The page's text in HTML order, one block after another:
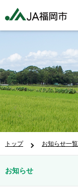
トップ お知らせ一覧
お知らせ